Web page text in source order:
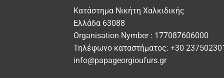
παραλλαγές.
Οι
επιλογές
μπορούν
να
επιλεγούν
να
Κατάστημα Νικήτη Χαλκιδικής
Ελλάδα 63088
Organisation Nymber : 177087606000
Τηλέφωνο καταστήματος: +30
info@papageorgioufurs.gr